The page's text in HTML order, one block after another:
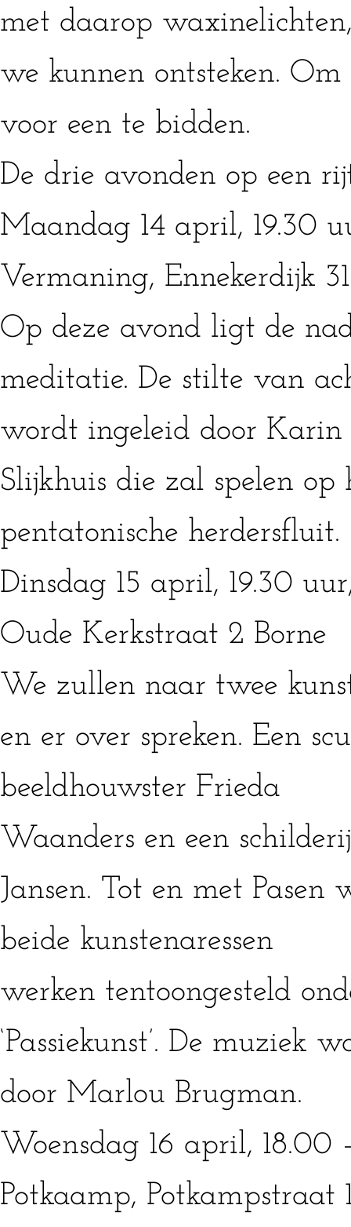
met daarop
we kunnen ontsteken.
voor een te bidden.
De drie avonden op een
Maandag 14 april, 19.30
Vermaning, Ennekerdijk
Op deze avond ligt de
meditatie. De stilte van
wordt ingeleid door Karin
Slijkhuis die zal spelen op
pentatonische herdersfluit.
Dinsdag 15 april, 19.30
Oude Kerkstraat 2 Borne
We zullen naar twee
en er over spreken. Een
beeldhouwster Frieda
Waanders en een
Jansen. Tot en met Pasen
beide kunstenaressen
werken tentoongesteld
‘Passiekunst’. De muziek
door Marlou Brugman.
Woensdag 16 april, 18.00
Potkaamp, Potkampstraat